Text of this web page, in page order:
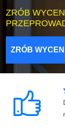
ZRÓB
ZRÓB